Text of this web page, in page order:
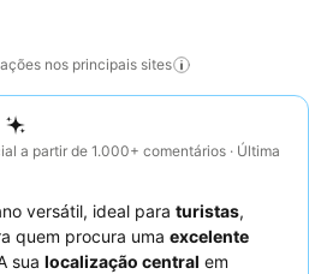
nos principais sites
a partir de 1.000+ comentários · Última
versátil, ideal para turistas,
quem procura uma excelente
sua localização central em